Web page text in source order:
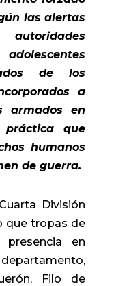
las alertas
de los
a
armados en
práctica que
humanos
de guerra.
División
que tropas de
en
Filo de